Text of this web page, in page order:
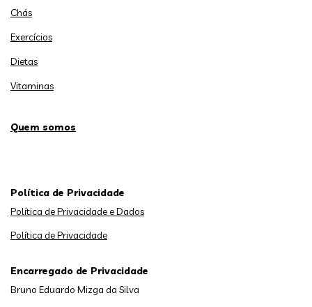
Chás
Exercícios
Dietas
Vitaminas
Quem somos
Política de Privacidade
Política de Privacidade e Dados
Política de Privacidade
Encarregado de Privacidade
Bruno Eduardo Mizga da Silva